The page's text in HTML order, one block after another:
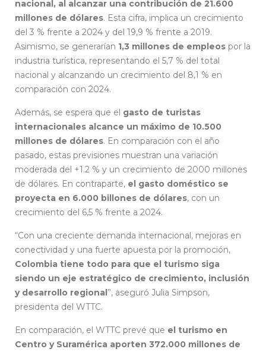
nacional, al alcanzar una contribución de 21.600
millones de dólares. Esta cifra, implica un crecimiento
del 3 % frente a 2024 y del 19,9 % frente a 2019.
Asimismo, se generarían 1,3 millones de empleos por la
industria turística, representando el 5,7 % del total
nacional y alcanzando un crecimiento del 8,1 % en
comparación con 2024.
Además, se espera que el gasto de turistas
internacionales alcance un máximo de 10.500
millones de dólares. En comparación con el año
pasado, estas previsiones muestran una variación
moderada del +1.2 % y un crecimiento de 2000 millones
de dólares. En contraparte, el gasto doméstico se
proyecta en 6.000 billones de dólares, con un
crecimiento del 6,5 % frente a 2024.
“Con una creciente demanda internacional, mejoras en
conectividad y una fuerte apuesta por la promoción,
Colombia tiene todo para que el turismo siga
siendo un eje estratégico de crecimiento, inclusión
y desarrollo regional”, aseguró Julia Simpson,
presidenta del WTTC.
En comparación, el WTTC prevé que el turismo en
Centro y Suramérica aporten 372.000 millones de